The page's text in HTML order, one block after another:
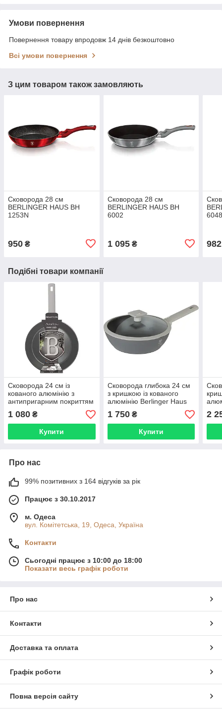
Умови повернення
Повернення товару впродовж 14 днів безкоштовно
Всі умови повернення
З цим товаром також замовляють
Сковорода 28 см
BERLINGER HAUS BH
1253N
950 ₴
Сковорода 28 см
BERLINGER HAUS ВН
6002
1 095₴ 982
Подібні товари компанії
Сковорода 24 см із
кованого алюмінію з
антипригарним покриттям
Berlinger Haus Aspen
Collection сірий BH 7063
1 080 ₴
Купити
Сковорода глибока 24 см
з кришкою із кованого
алюмінію Berlinger Haus
Aspen Collection BH 7069
1 750₴
Купити
2
Про нас
99% позитивних з 164 відгуків за рік
Працює з 30.10.2017
м. Одеса
вул. Комітетська, 19, Одеса, Україна
Контакти
Сьогодні працює з 10:00 до 18:00
Показати весь графік роботи
Про нас
Контакти
Доставка та оплата
Графік роботи
Повна версія сайту